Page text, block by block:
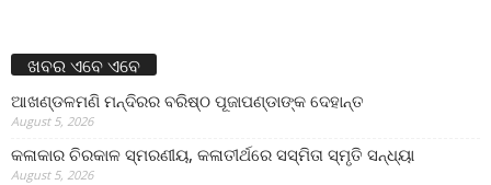
ଖବର ଏବେ ଏବେ
ଆଖଣ୍ଡଳମଣି ମନ୍ଦିରର ବରିଷ୍ଠ ପୂଜାପଣ୍ଡାଙ୍କ ଦେହାନ୍ତ
August 5, 2026
କଳାକାର ଚିରକାଳ ସ୍ମରଣୀୟ, କଳାତୀର୍ଥରେ ସସ୍ମିତା ସ୍ମୃତି ସନ୍ଧ୍ୟା
August 5, 2026